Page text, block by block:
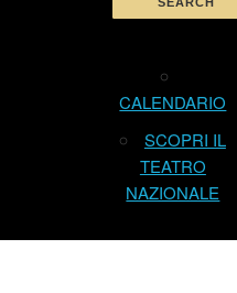
CALENDARIO
SCOPRI IL
TEATRO
NAZIONALE